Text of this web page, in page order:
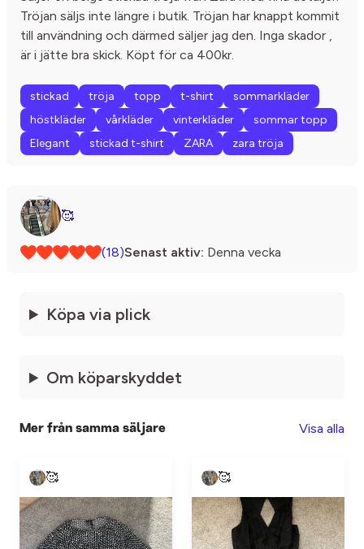
Tröjan säljs inte längre i butik. Tröjan har knappt kommit
till användning och därmed säljer jag den. Inga skador ,
är i jätte bra skick. Köpt för ca 400kr.
stickad tröja topp t-shirt
sommarkläder
höstkläder
vårkläder vinterkläder
sommar topp
Elegant
stickad t-shirt ZARA zara tröja
🥰
(18)Senast aktiv: Denna vecka
Köpa via plick
Om köparskyddet
Mer från samma säljare Visa alla
🥰 🥰